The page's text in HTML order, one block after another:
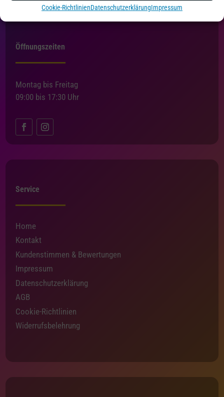
Cookie-RichtlinienDatenschutzerklärungImpressum
Öffnungszeiten
Montag bis Freitag
09:00 bis 17:30 Uhr
Service
Home
Kontakt
Kundenstimmen & Bewertungen
Impressum
Datenschutzerklärung
AGB
Cookie-Richtlinien
Widerrufsbelehrung